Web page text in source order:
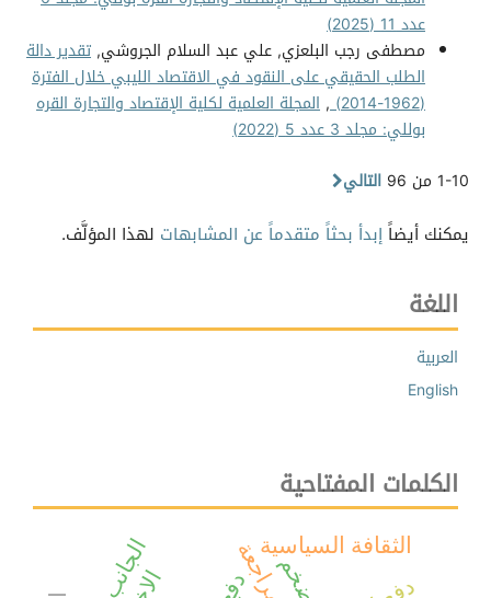
عدد 11 (2025)
مصطفى رجب البلعزي, علي عبد السلام الجروشي, تقدير دالة
الطلب الحقيقي على النقود في الاقتصاد الليبي خلال الفترة
(1962-2014)
, المجلة العلمية لكلية الإقتصاد والتجارة القره
بوللي: مجلد 3 عدد 5 (2022)
1-10 من 96
التالي
يمكنك أيضاًإبدأ بحثاً متقدماً عن المشابهات لهذا المؤلَّف.
اللغة
العربية
English
الكلمات المفتاحية
الثقافة السياسية